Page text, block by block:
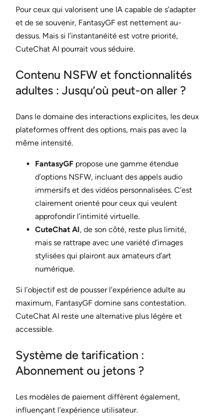
Pour ceux qui valorisent une IA capable de s’adapter
et de se souvenir, FantasyGF est nettement au-
dessus. Mais si l’instantanéité est votre priorité,
CuteChat AI pourrait vous séduire.
Contenu NSFW et fonctionnalités
adultes : Jusqu’où peut-on aller ?
Dans le domaine des interactions explicites, les deux
plateformes offrent des options, mais pas avec la
même intensité.
FantasyGF propose une gamme étendue
d’options NSFW, incluant des appels audio
immersifs et des vidéos personnalisées. C’est
clairement orienté pour ceux qui veulent
approfondir l’intimité virtuelle.
CuteChat AI, de son côté, reste plus limité,
mais se rattrape avec une variété d’images
stylisées qui plairont aux amateurs d’art
numérique.
Si l’objectif est de pousser l’expérience adulte au
maximum, FantasyGF domine sans contestation.
CuteChat AI reste une alternative plus légère et
accessible.
Système de tarification :
Abonnement ou jetons ?
Les modèles de paiement diffèrent également,
influençant l’expérience utilisateur.